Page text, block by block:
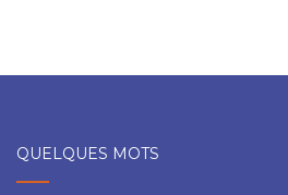
QUELQUES MOTS